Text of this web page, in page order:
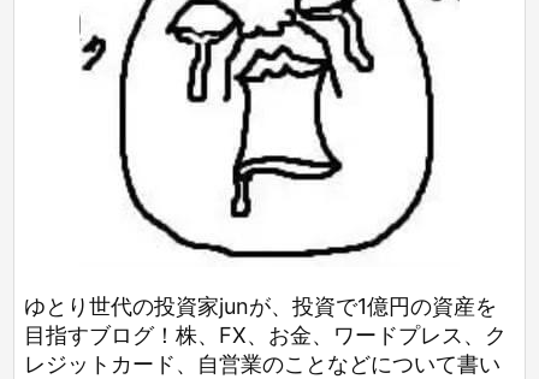
ゆとり世代の投資家junが、投資で1億円の資産を
目指すブログ！株、FX、お金、ワードプレス、ク
レジットカード、自営業のことなどについて書い